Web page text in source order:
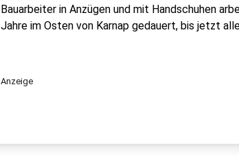
Bauarbeiter in Anzügen und mit Handschuhen
Jahre im Osten von Karnap gedauert, bis jetzt
Anzeige